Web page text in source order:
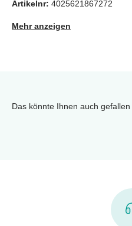
Artikelnr: 4025621867272
Mehr anzeigen
Das könnte Ihnen auch gefallen